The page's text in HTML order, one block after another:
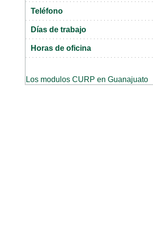
Teléfono
Días de trabajo
Horas de oficina
Los modulos CURP en Guanajuato